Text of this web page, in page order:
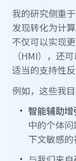
我的研究侧重
发现转化为计
不仅可以实现
（HMI），还
适当的支持性反
例如，这些我
智能辅助
中的个体
下文敏感的